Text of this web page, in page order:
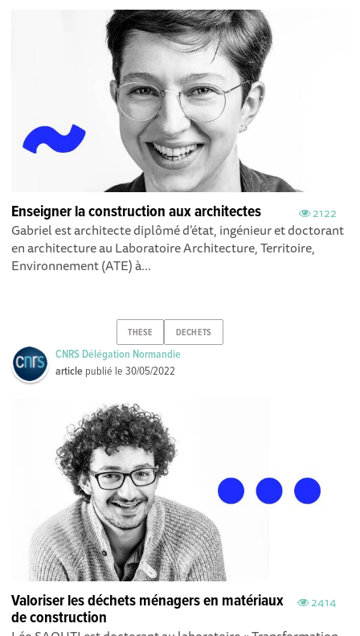
2122
Enseigner la construction aux architectes
Gabriel est architecte diplômé d’état, ingénieur et doctorant
en architecture au Laboratoire Architecture, Territoire,
Environnement (ATE) à...
THESE DECHETS
CNRS Délégation Normandie
article publié le30/05/2022
2414
Valoriser les déchets ménagers en matériaux
de construction